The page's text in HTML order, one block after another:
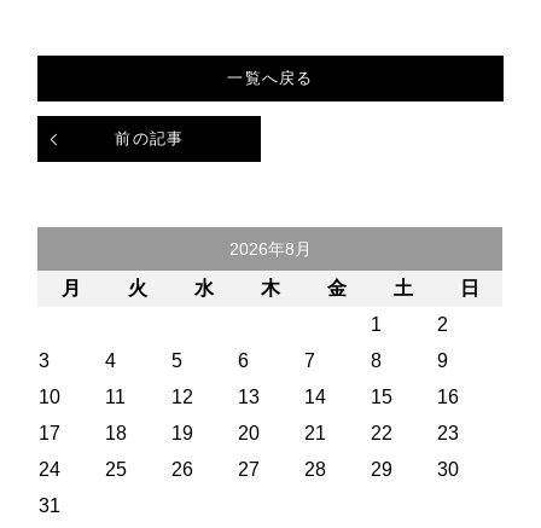
前の記事
一覧へ戻る
2026年8月
月 火 水 木 金 土
日
1
2
3
4 5 6 7 8
9
10
11 12 13 14 15
16
17
18 19 20 21 22
23
24
25 26 27 28 29
30
31